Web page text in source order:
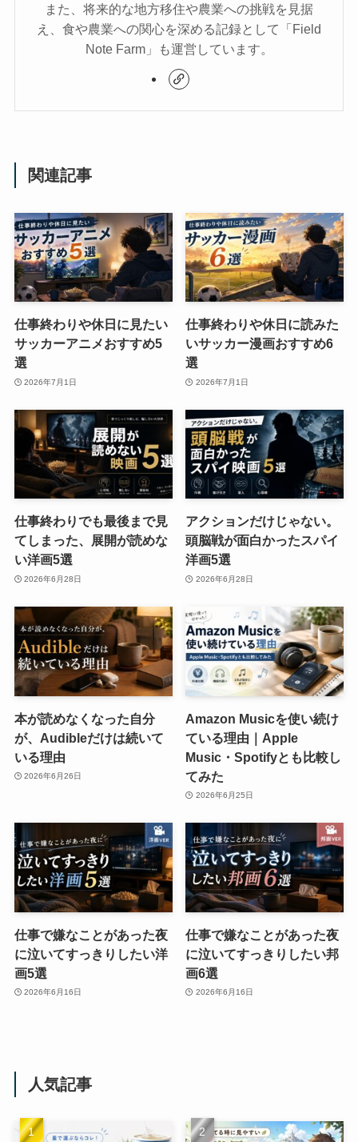
また、将来的な地方移住や農業への挑戦を見据
え、食や農業への関心を深める記録として「Field
Note Farm」も運営しています。
関連記事
仕事終わりや休日に見たい
サッカーアニメおすすめ5
選
2026年7月1日
仕事終わりや休日に読みた
いサッカー漫画おすすめ6
選
2026年7月1日
仕事終わりでも最後まで見
てしまった、展開が読めな
い洋画5選
2026年6月28日
アクションだけじゃない。
頭脳戦が面白かったスパイ
洋画5選
2026年6月28日
本が読めなくなった自分
が、Audibleだけは続いて
いる理由
2026年6月26日
Amazon Musicを使い続け
ている理由｜Apple
Music・Spotifyとも比較し
てみた
2026年6月25日
仕事で嫌なことがあった夜
に泣いてすっきりしたい洋
画5選
2026年6月16日
仕事で嫌なことがあった夜
に泣いてすっきりしたい邦
画6選
2026年6月16日
人気記事